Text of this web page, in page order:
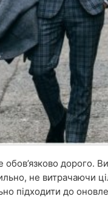
дорого.
не витрачаючи
підходити до